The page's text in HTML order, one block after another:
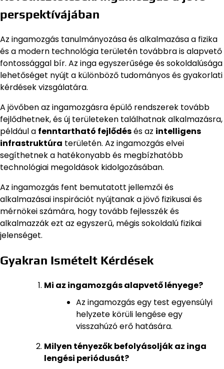
perspektívájában
Az ingamozgás tanulmányozása és alkalmazása a fizika
és a modern technológia területén továbbra is alapvető
fontossággal bír. Az inga egyszerűsége és sokoldalúsága
lehetőséget nyújt a különböző tudományos és gyakorlati
kérdések vizsgálatára.
A jövőben az ingamozgásra épülő rendszerek tovább
fejlődhetnek, és új területeken találhatnak alkalmazásra,
például a fenntartható fejlődésés az intelligens
infrastruktúra területén. Az ingamozgás elvei
segíthetnek a hatékonyabb és megbízhatóbb
technológiai megoldások kidolgozásában.
Az ingamozgás fent bemutatott jellemzői és
alkalmazásai inspirációt nyújtanak a jövő fizikusai és
mérnökei számára, hogy tovább fejlesszék és
alkalmazzák ezt az egyszerű, mégis sokoldalú fizikai
jelenséget.
Gyakran Ismételt Kérdések
Mi az ingamozgás alapvető lényege?
Az ingamozgás egy test egyensúlyi
helyzete körüli lengése egy
visszahúzó erő hatására.
Milyen tényezők befolyásolják az inga
lengési periódusát?